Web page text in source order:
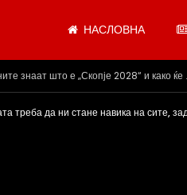
НАСЛОВНА
треба да ни стане навика на сите,